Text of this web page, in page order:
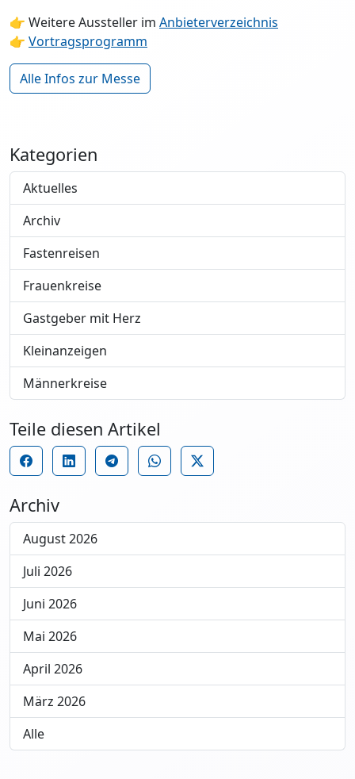
👉 Weitere Aussteller im Anbieterverzeichnis
👉 Vortragsprogramm
Alle Infos zur Messe
Kategorien
Aktuelles
Archiv
Fastenreisen
Frauenkreise
Gastgeber mit Herz
Kleinanzeigen
Männerkreise
Teile diesen Artikel
Archiv
August 2026
Juli 2026
Juni 2026
Mai 2026
April 2026
März 2026
Alle